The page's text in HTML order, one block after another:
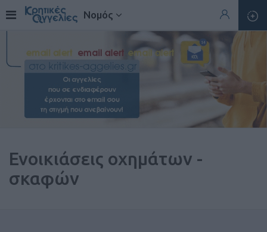
Νομός
Ενοικιάσεις οχημάτων -
σκαφών